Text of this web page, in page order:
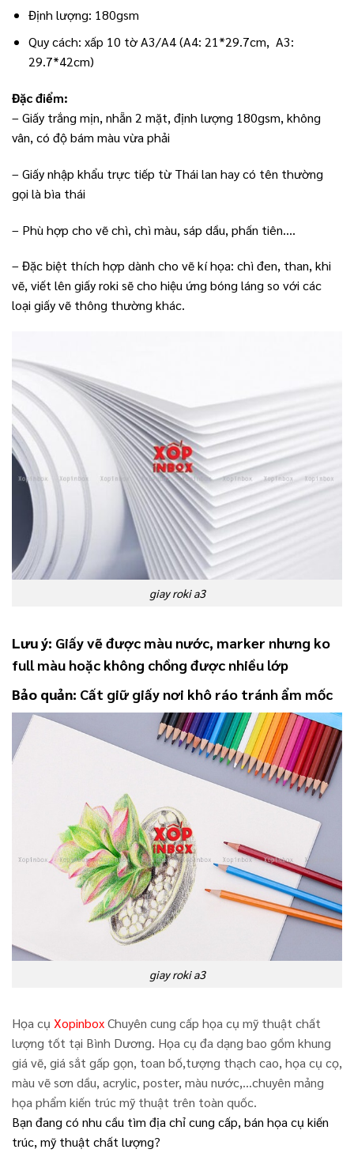
Định lượng: 180gsm
Quy cách: xấp 10 tờ A3/A4 (A4: 21*29.7cm, A3:
29.7*42cm)
Đặc điểm:
– Giấy trắng mịn, nhẵn 2 mặt, định lượng 180gsm, không
vân, có độ bám màu vừa phải
– Giấy nhập khẩu trực tiếp từ Thái lan hay có tên thường
gọi là bìa thái
– Phù hợp cho vẽ chì, chì màu, sáp dầu, phấn tiên….
– Đặc biệt thích hợp dành cho vẽ kí họa: chì đen, than, khi
vẽ, viết lên giấy roki sẽ cho hiệu ứng bóng láng so với các
loại giấy vẽ thông thường khác.
giay roki a3
Lưu ý: Giấy vẽ được màu nước, marker nhưng ko
full màu hoặc không chồng được nhiều lớp
Bảo quản: Cất giữ giấy nơi khô ráo tránh ẩm mốc
giay roki a3
Họa cụ XopinboxChuyên cung cấp họa cụ mỹ thuật chất
lượng tốt tại Bình Dương. Họa cụ đa dạng bao gồm khung
giá vẽ, giá sắt gấp gọn, toan bố,tượng thạch cao, họa cụ cọ,
màu vẽ sơn dầu, acrylic, poster, màu nước,…chuyên mảng
họa phẩm kiến trúc mỹ thuật trên toàn quốc.
Bạn đang có nhu cầu tìm địa chỉ cung cấp, bán họa cụ kiến
trúc, mỹ thuật chất lượng?